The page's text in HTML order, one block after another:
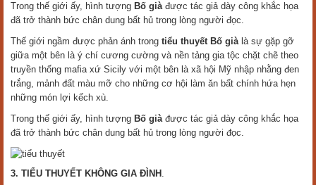
Trong thế giới ấy, hình tượng Bố giàđược tác giả dày công khắc họa
đã trở thành bức chân dung bất hủ trong lòng người đọc.
Thế giới ngầm được phản ánh trong tiểu thuyết Bố già là sự gặp gỡ
giữa một bên là ý chí cương cường và nền tảng gia tộc chặt chẽ theo
truyền thống mafia xứ Sicily với một bên là xã hội Mỹ nhập nhằng đen
trắng, mảnh đất màu mỡ cho những cơ hội làm ăn bất chính hứa hẹn
những món lợi kếch xù.
Trong thế giới ấy, hình tượng Bố giàđược tác giả dày công khắc họa
đã trở thành bức chân dung bất hủ trong lòng người đọc.
3. TIỂU THUYẾT KHÔNG GIA ĐÌNH .